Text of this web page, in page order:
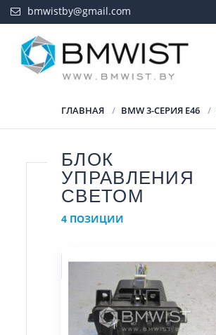
bmwistby@gmail.com
ГЛАВНАЯ BMW 3-СЕРИЯ E46
БЛОК
УПРАВЛЕНИЯ
СВЕТОМ
4 ПОЗИЦИИ